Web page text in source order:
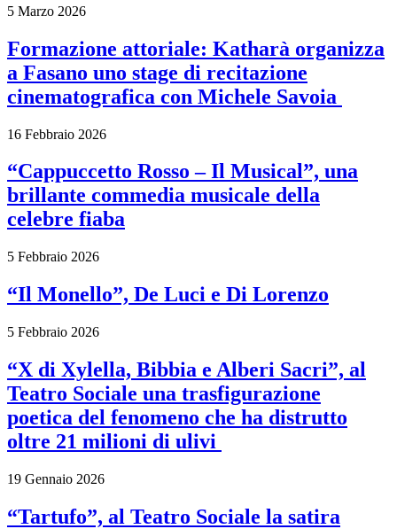
5 Marzo 2026
Formazione attoriale: Katharà organizza
a Fasano uno stage di recitazione
cinematografica con Michele Savoia
16 Febbraio 2026
“Cappuccetto Rosso – Il Musical”, una
brillante commedia musicale della
celebre fiaba
5 Febbraio 2026
“Il Monello”, De Luci e Di Lorenzo
5 Febbraio 2026
“X di Xylella, Bibbia e Alberi Sacri”, al
Teatro Sociale una trasfigurazione
poetica del fenomeno che ha distrutto
oltre 21 milioni di ulivi
19 Gennaio 2026
“Tartufo”, al Teatro Sociale la satira